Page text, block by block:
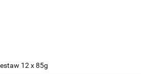
12 x 85g